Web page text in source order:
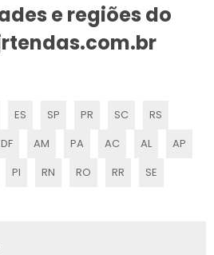
FEIRASe regiões do
ES SP PR SC
RS
AM PA AC AL
AP
PI RN RO RR
SE